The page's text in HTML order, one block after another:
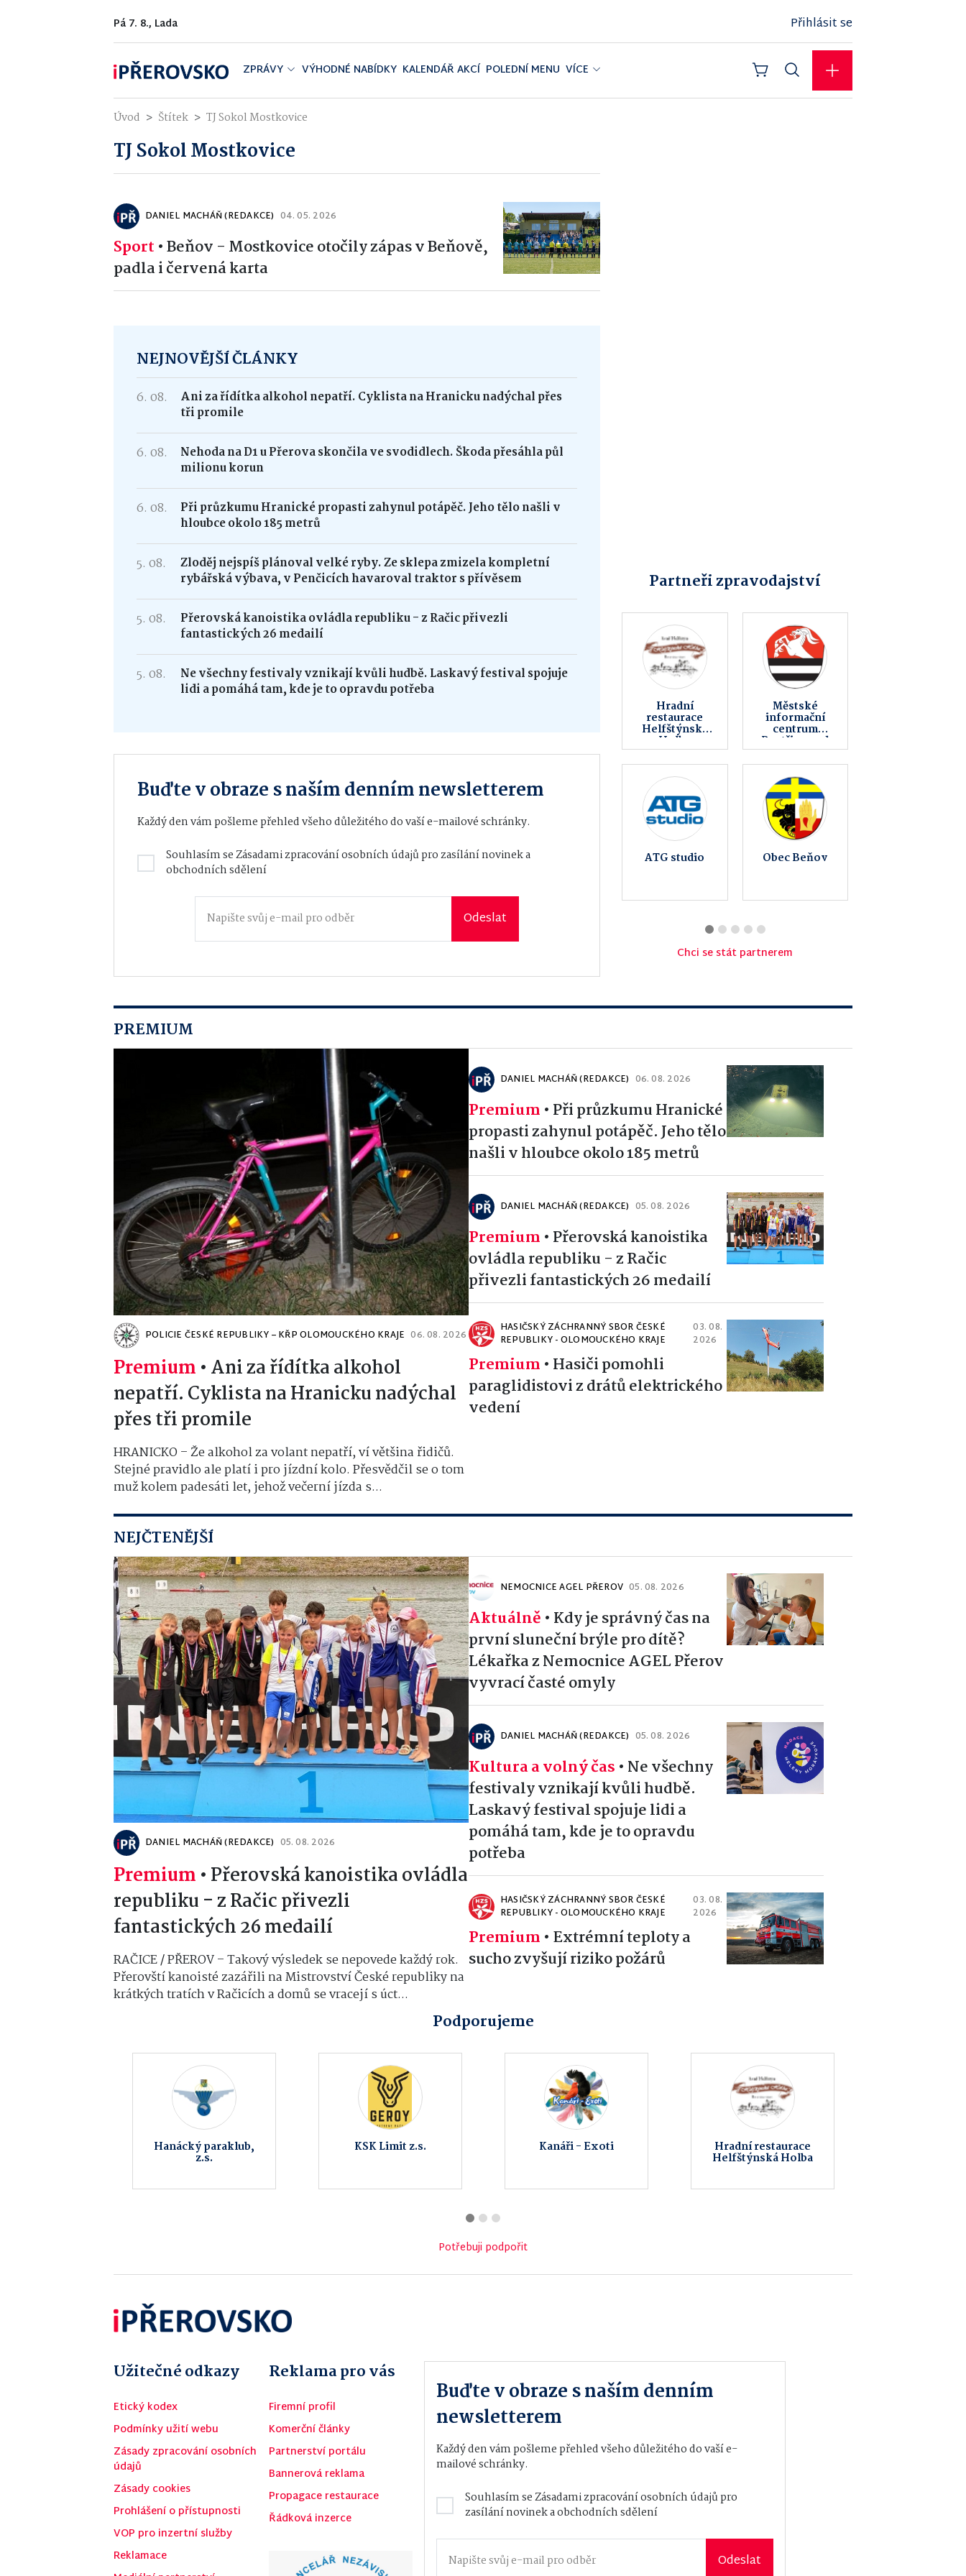
Pá 7. 8., Lada Přihlásit se
ZPRÁVY VÝHODNÉ NABÍDKY KALENDÁŘ AKCÍ POLEDNÍ MENU VÍCE
Úvod Štítek TJ Sokol Mostkovice
TJ Sokol Mostkovice
DANIEL MACHÁŇ (REDAKCE) 04. 05. 2026
Sport •Beňov - Mostkovice otočily zápas v Beňově,
padla i červená karta
NEJNOVĚJŠÍ ČLÁNKY
6. 08.
Ani za řídítka alkohol nepatří. Cyklista na Hranicku nadýchal přes
tři promile
6. 08.
Nehoda na D1 u Přerova skončila ve svodidlech. Škoda přesáhla půl
milionu korun
6. 08.
Při průzkumu Hranické propasti zahynul potápěč. Jeho tělo našli v
hloubce okolo 185 metrů
5. 08.
Zloděj nejspíš plánoval velké ryby. Ze sklepa zmizela kompletní
rybářská výbava, v Penčicích havaroval traktor s přívěsem
5. 08.
Přerovská kanoistika ovládla republiku - z Račic přivezli
fantastických 26 medailí
5. 08.
Ne všechny festivaly vznikají kvůli hudbě. Laskavý festival spojuje
lidi a pomáhá tam, kde je to opravdu potřeba
Buďte v obraze s naším denním newsletterem
Každý den vám pošleme přehled všeho důležitého do vaší e-mailové schránky.
Souhlasím seZásadami zpracování osobních údajůpro zasílání novinek a
obchodních sdělení
Odeslat
Partneři zpravodajství
Hostýnem
ATG studio
CT-Fair s.r.o. Zvířátkov z.s.
Policie České
kraje
Fitness AVE
Chci se stát partnerem
PREMIUM
POLICIE ČESKÉ REPUBLIKY – KŘP OLOMOUCKÉHO KRAJE 06. 08. 2026
Premium • Ani za řídítka alkohol
nepatří. Cyklista na Hranicku nadýchal
přes tři promile
HRANICKO – Že alkohol za volant nepatří, ví většina řidičů.
Stejné pravidlo ale platí i pro jízdní kolo. Přesvědčil se o tom
muž kolem padesáti let, jehož večerní jízda s...
DANIEL MACHÁŇ (REDAKCE) 06. 08. 2026
Premium • Při průzkumu Hranické
propasti zahynul potápěč. Jeho tělo
našli v hloubce okolo 185 metrů
DANIEL MACHÁŇ (REDAKCE) 05. 08. 2026
Premium • Přerovská kanoistika
ovládla republiku - z Račic
přivezli fantastických 26 medailí
HASIČSKÝ ZÁCHRANNÝ SBOR ČESKÉ
REPUBLIKY - OLOMOUCKÉHO KRAJE
03. 08.
2026
Premium • Hasiči pomohli
paraglidistovi z drátů elektrického
vedení
NEJČTENĚJŠÍ
DANIEL MACHÁŇ (REDAKCE) 05. 08. 2026
Premium • Přerovská kanoistika ovládla
republiku - z Račic přivezli
fantastických 26 medailí
RAČICE / PŘEROV – Takový výsledek se nepovede každý rok.
Přerovští kanoisté zazářili na Mistrovství České republiky na
krátkých tratích v Račicích a domů se vracejí s úct...
NEMOCNICE AGEL PŘEROV 05. 08. 2026
Aktuálně • Kdy je správný čas na
první sluneční brýle pro dítě?
Lékařka z Nemocnice AGEL Přerov
vyvrací časté omyly
DANIEL MACHÁŇ (REDAKCE) 05. 08. 2026
Kultura a volný čas • Ne všechny
festivaly vznikají kvůli hudbě.
Laskavý festival spojuje lidi a
pomáhá tam, kde je to opravdu
potřeba
HASIČSKÝ ZÁCHRANNÝ SBOR ČESKÉ
REPUBLIKY - OLOMOUCKÉHO KRAJE
03. 08.
2026
Premium • Extrémní teploty a
sucho zvyšují riziko požárů
Podporujeme
ATG studio Obec Sobíšky Moto Přerov Obec Kokory
Potřebuji podpořit
Užitečné odkazy
Etický kodex
Podmínky užití webu
Zásady zpracování osobních
údajů
Zásady cookies
Prohlášení o přístupnosti
VOP pro inzertní služby
Reklamace
Reklama pro vás
Firemní profil
Komerční články
Partnerství portálu
Bannerová reklama
Propagace restaurace
Řádková inzerce
Buďte v obraze s naším denním
newsletterem
Každý den vám pošleme přehled všeho důležitého do vaší e-
mailové schránky.
Souhlasím seZásadami zpracování osobních údajůpro
zasílání novinek a obchodních sdělení
Odeslat